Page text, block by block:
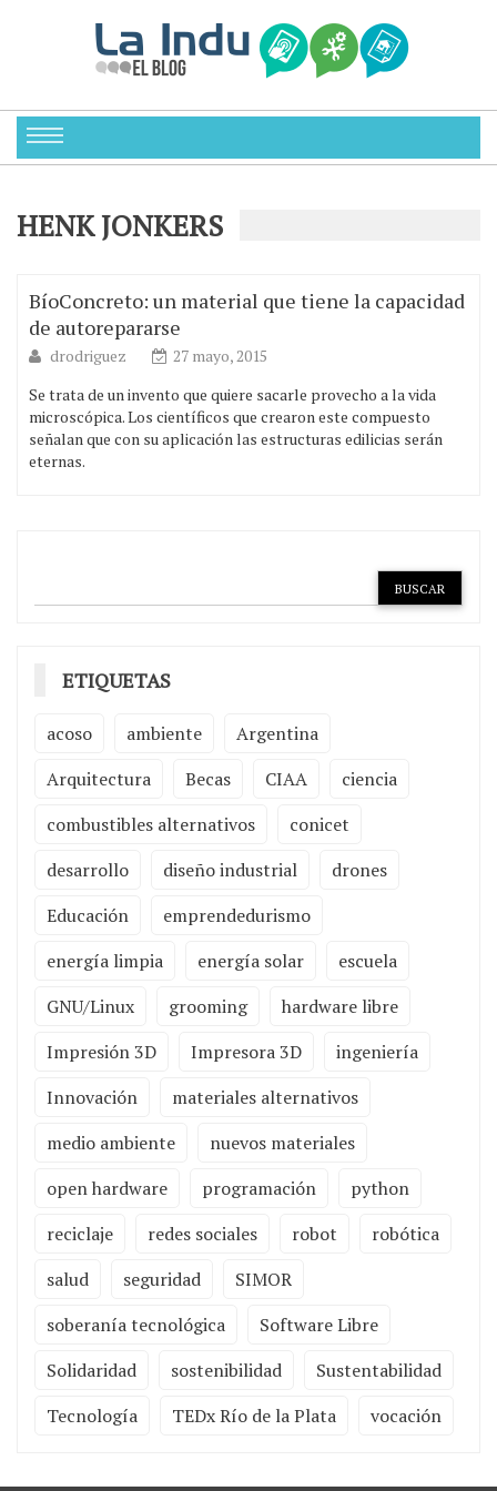
HENK JONKERS
BíoConcreto: un material que tiene la capacidad
de autorepararse
drodriguez
27 mayo, 2015
Se trata de un invento que quiere sacarle provecho a la vida
microscópica. Los científicos que crearon este compuesto
señalan que con su aplicación las estructuras edilicias serán
eternas.
ETIQUETAS
acoso ambiente
Argentina
Arquitectura
Becas CIAA
ciencia
combustibles alternativos
conicet
desarrollo
diseño industrial
drones
Educación
emprendedurismo
energía limpia
energía solar
escuela
GNU/Linux
grooming
hardware libre
Impresión 3D
Impresora 3D
ingeniería
Innovación
materiales alternativos
medio ambiente
nuevos materiales
open hardware
programación
python
reciclaje
redes sociales robot
robótica
salud
seguridad
SIMOR
soberanía tecnológica
Software Libre
Solidaridad
sostenibilidad
Sustentabilidad
Tecnología
TEDx Río de la Plata vocación